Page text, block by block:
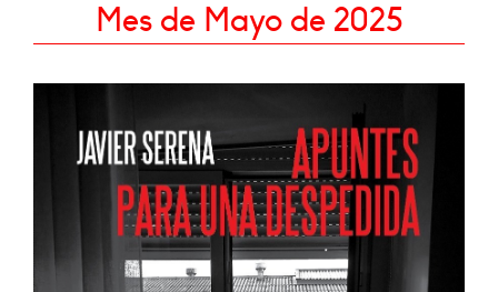
Mes de Mayo de 2025